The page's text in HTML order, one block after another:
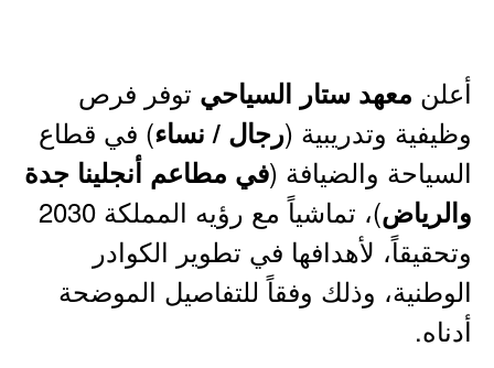
أعلن معهد ستار السياحي توفر فرص
وظيفية وتدريبية (رجال / نساء) في قطاع
السياحة والضيافة (في مطاعم أنجلينا جدة
والرياض
)، تماشياً مع رؤيه المملكة 2030
وتحقيقاً، لأهدافها في تطوير الكوادر
الوطنية، وذلك وفقاً للتفاصيل الموضحة
أدناه.